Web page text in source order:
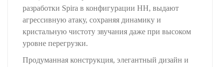
разработки Spira в конфигурации HH, выдают
агрессивную атаку, сохраняя динамику и
кристальную чистоту звучания даже при высоком
уровне перегрузки.
Продуманная конструкция, элегантный дизайн и